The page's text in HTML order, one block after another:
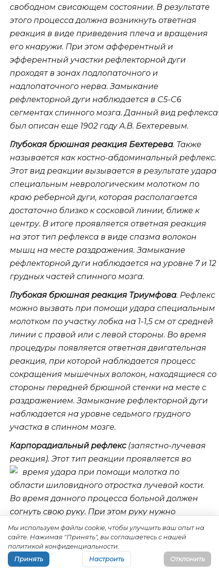
свободном свисающем состоянии. В результате
этого процесса должна возникнуть ответная
реакция в виде приведения плеча и вращения
его кнаружи. При этом афферентный и
эфферентный участки рефлекторной дуги
проходят в зонах подлопаточного и
надлопаточного нерва. Замыкание
рефлекторной дуги наблюдается в С5-С6
сегментах спинного мозга. Данный вид рефлекса
был описан еще 1902 году А.В. Бехтеревым.
Глубокая брюшная реакция Бехтерева. Также
называется как костно-абдоминальный рефлекс.
Этот вид реакции вызывается в результате удара
специальным неврологическим молотком по
краю реберной дуги, которая располагается
достаточно близко к сосковой линии, ближе к
центру. В итоге проявляется ответная реакция
на этот тип рефлекса в виде спазма волокон
мышц на месте раздражения. Замыкание
рефлекторной дуги наблюдается на уровне 7 и 12
грудных частей спинного мозга.
Глубокая брюшная реакция Триумфова. Рефлекс
можно вызвать при помощи удара специальным
молотком по участку лобка на 1-1,5 см от средней
линии с правой или с левой стороны. Во время
процедуры появляется ответная двигательная
реакция, при которой наблюдается процесс
сокращения мышечных волокон, находящиеся со
стороны передней брюшной стенки на месте с
раздражением. Замыкание рефлекторной дуги
наблюдается на уровне седьмого грудного
участка в спинном мозге.
Карпорадиальный рефлекс(запястно-лучевая
реакция). Этот тип реакции проявляется во
время удара при помощи молотка по
области шиловидного отростка лучевой кости.
Во время данного процесса больной должен
согнуть свою руку. При этом руку нужно
расположить в области между пронацией и
супинацией, а кисть должна принять свободное
состояние, она помещается на поверхности
бедра. Выявление реакции может
Мы используем файлы cookie, чтобы улучшить ваш опыт на
сайте. Нажимая "Принять", вы соглашаетесь с нашей
политикой конфиденциальности.
Принять
Настроить Отклонить